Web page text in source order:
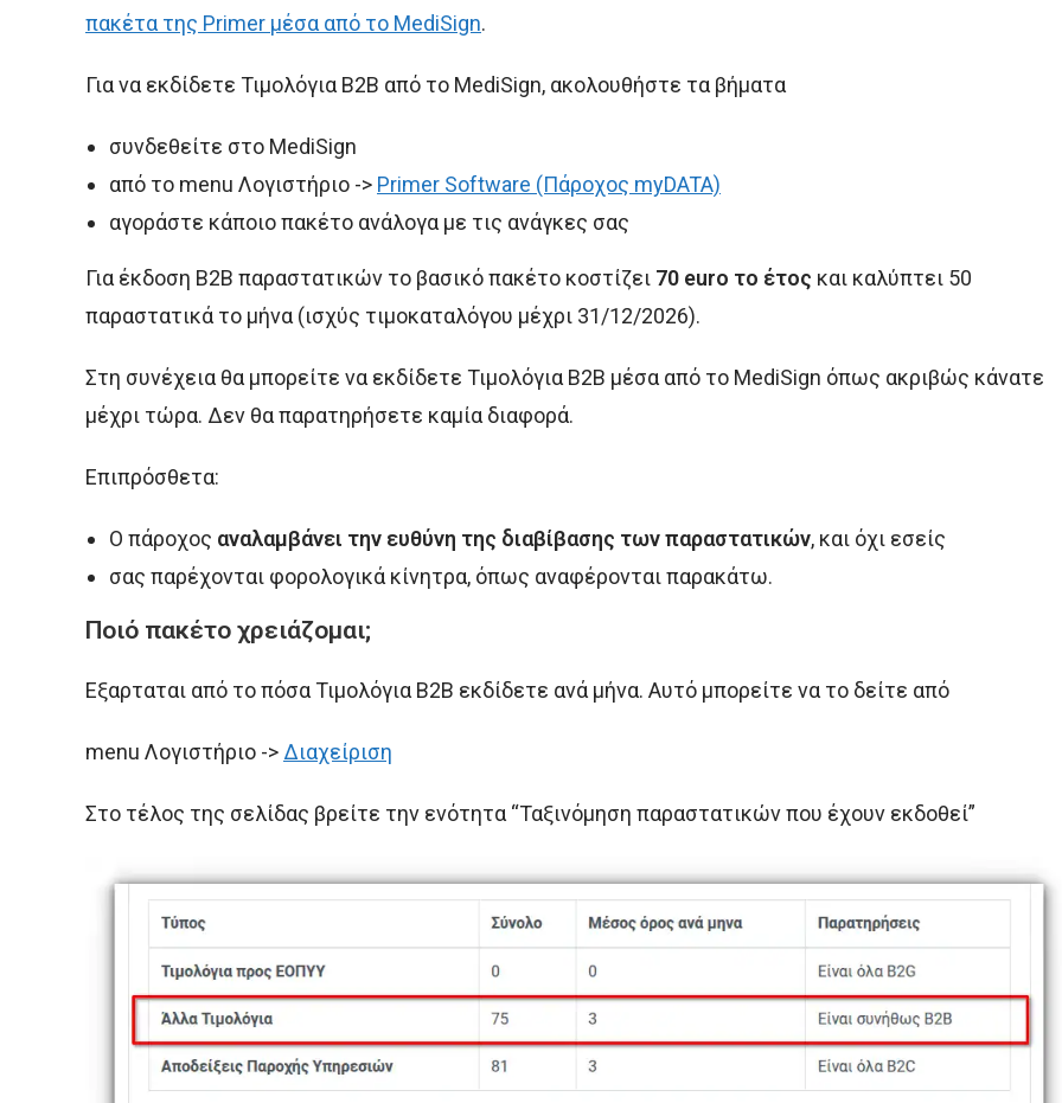
πακέτα της Primer μέσα από το MediSign.
Για να εκδίδετε Τιμολόγια B2B από το MediSign, ακολουθήστε τα βήματα
συνδεθείτε στο MediSign
από το menu Λογιστήριο -> Primer Software (Πάροχος myDATA)
αγοράστε κάποιο πακέτο ανάλογα με τις ανάγκες σας
Για έκδοση B2B παραστατικών το βασικό πακέτο κοστίζει 70 euro το έτος και καλύπτει 50
παραστατικά το μήνα (ισχύς τιμοκαταλόγου μέχρι 31/12/2026).
Στη συνέχεια θα μπορείτε να εκδίδετε Τιμολόγια B2B μέσα από το MediSign όπως ακριβώς κάνατε
μέχρι τώρα. Δεν θα παρατηρήσετε καμία διαφορά.
Επιπρόσθετα:
Ο πάροχος αναλαμβάνει την ευθύνη της διαβίβασης των παραστατικών, και όχι εσείς
σας παρέχονται φορολογικά κίνητρα, όπως αναφέρονται παρακάτω.
Ποιό πακέτο χρειάζομαι;
Εξαρταται από το πόσα Τιμολόγια B2B εκδίδετε ανά μήνα. Αυτό μπορείτε να το δείτε από
menu Λογιστήριο -> Διαχείριση
Στο τέλος της σελίδας βρείτε την ενότητα “Ταξινόμηση παραστατικών που έχουν εκδοθεί”